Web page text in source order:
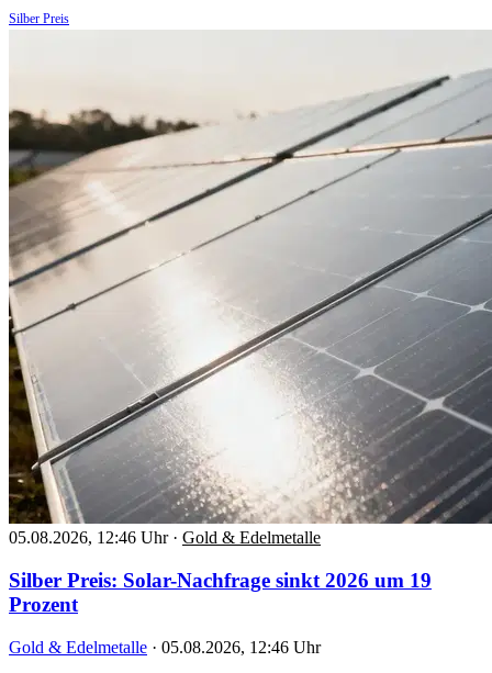
Silber Preis
05.08.2026, 12:46 Uhr · Gold & Edelmetalle
Silber Preis: Solar-Nachfrage sinkt 2026 um 19
Prozent
Gold & Edelmetalle · 05.08.2026, 12:46 Uhr